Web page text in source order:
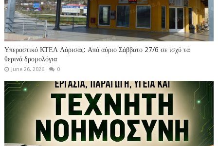
Υπεραστικό ΚΤΕΛ Λάρισας: Από αύριο Σάββατο 27/6 σε ισχύ τα
θερινά δρομολόγια
June 26, 2026 0